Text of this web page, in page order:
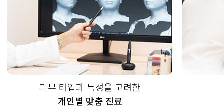
피부 타입과 특성을 고려한
개인별 맞춤 진료